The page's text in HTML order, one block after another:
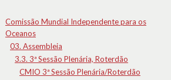
Comissão Mundial Independente para os
Oceanos
03. Assembleia
3.3. 3ª Sessão Plenária, Roterdão
CMIO 3ª Sessão Plenária/Roterdão